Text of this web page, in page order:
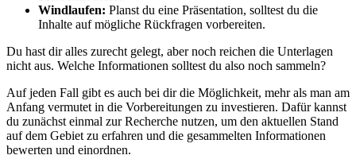
Windlaufen: Planst du eine Präsentation, solltest du die
Inhalte auf mögliche Rückfragen vorbereiten.
Du hast dir alles zurecht gelegt, aber noch reichen die Unterlagen
nicht aus. Welche Informationen solltest du also noch sammeln?
Auf jeden Fall gibt es auch bei dir die Möglichkeit, mehr als man am
Anfang vermutet in die Vorbereitungen zu investieren. Dafür kannst
du zunächst einmal zur Recherche nutzen, um den aktuellen Stand
auf dem Gebiet zu erfahren und die gesammelten Informationen
bewerten und einordnen.